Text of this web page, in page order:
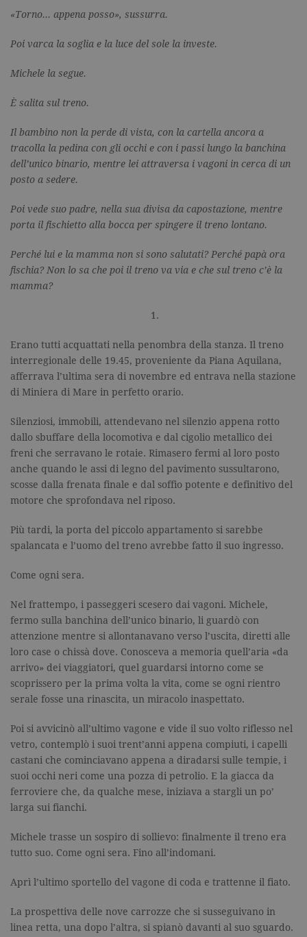
«Torno… appena posso», sussurra.
Poi varca la soglia e la luce del sole la investe.
Michele la segue.
È salita sul treno.
Il bambino non la perde di vista, con la cartella ancora a
tracolla la pedina con gli occhi e con i passi lungo la banchina
dell’unico binario, mentre lei attraversa i vagoni in cerca di un
posto a sedere.
Poi vede suo padre, nella sua divisa da capostazione, mentre
porta il fischietto alla bocca per spingere il treno lontano.
Perché lui e la mamma non si sono salutati? Perché papà ora
fischia? Non lo sa che poi il treno va via e che sul treno c’è la
mamma?
1.
Erano tutti acquattati nella penombra della stanza. Il treno
interregionale delle 19.45, proveniente da Piana Aquilana,
afferrava l’ultima sera di novembre ed entrava nella stazione
di Miniera di Mare in perfetto orario.
Silenziosi, immobili, attendevano nel silenzio appena rotto
dallo sbuffare della locomotiva e dal cigolio metallico dei
freni che serravano le rotaie. Rimasero fermi al loro posto
anche quando le assi di legno del pavimento sussultarono,
scosse dalla frenata finale e dal soffio potente e definitivo del
motore che sprofondava nel riposo.
Più tardi, la porta del piccolo appartamento si sarebbe
spalancata e l’uomo del treno avrebbe fatto il suo ingresso.
Come ogni sera.
Nel frattempo, i passeggeri scesero dai vagoni. Michele,
fermo sulla banchina dell’unico binario, li guardò con
attenzione mentre si allontanavano verso l’uscita, diretti alle
loro case o chissà dove. Conosceva a memoria quell’aria «da
arrivo» dei viaggiatori, quel guardarsi intorno come se
scoprissero per la prima volta la vita, come se ogni rientro
serale fosse una rinascita, un miracolo inaspettato.
Poi si avvicinò all’ultimo vagone e vide il suo volto riflesso nel
vetro, contemplò i suoi trent’anni appena compiuti, i capelli
castani che cominciavano appena a diradarsi sulle tempie, i
suoi occhi neri come una pozza di petrolio. E la giacca da
ferroviere che, da qualche mese, iniziava a stargli un po’
larga sui fianchi.
Michele trasse un sospiro di sollievo: finalmente il treno era
tutto suo. Come ogni sera. Fino all’indomani.
Aprì l’ultimo sportello del vagone di coda e trattenne il fiato.
La prospettiva delle nove carrozze che si susseguivano in
linea retta, una dopo l’altra, si spianò davanti al suo sguardo.